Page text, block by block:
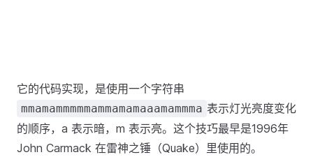
它的代码实现，是使用一个字符串
mmamammmmmammamamaaamammma 表示灯光亮度变化
的顺序，a 表示暗，m 表示亮。这个技巧最早是1996年
John Carmack 在雷神之锤（Quake）里使用的。